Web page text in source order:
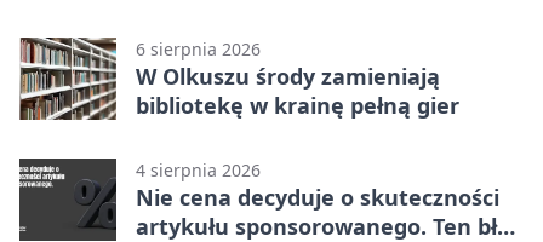
6 sierpnia 2026
W Olkuszu środy zamieniają
bibliotekę w krainę pełną gier
4 sierpnia 2026
Nie cena decyduje o skuteczności
artykułu sponsorowanego. Ten błąd